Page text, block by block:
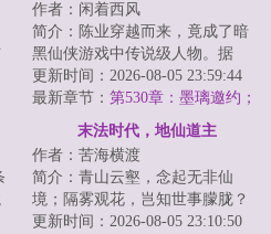
作者：闲着西风
简介：陈业穿越而来，竟成了暗
黑仙侠游戏中传说级人物。据
传，他是一介药农，却教导出举
世闻名的两个仙子...
更新时间：2026-08-05 23:59:44
最新章节： 第530章：墨璃邀约；
末法时代，地仙道主
作者：苦海横渡
简介：青山云壑，念起无非仙
境；隔雾观花，岂知世事朦胧？
林忧误至此世，索性高卧山巅，
更新时间：2026-08-05 23:10:50